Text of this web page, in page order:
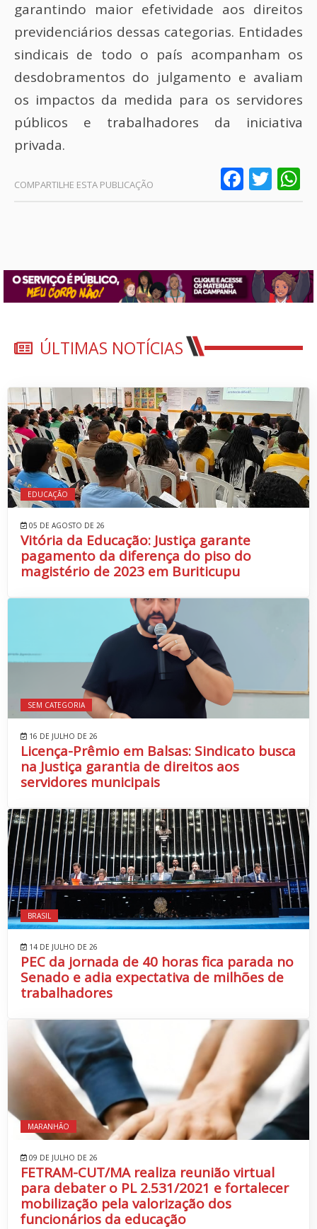
garantindo maior efetividade aos direitos
previdenciários dessas categorias. Entidades
sindicais de todo o país acompanham os
desdobramentos do julgamento e avaliam
os impactos da medida para os servidores
públicos e trabalhadores da iniciativa
privada.
ÚLTIMAS NOTÍCIAS
EDUCAÇÃO
05 DE AGOSTO DE 26
Vitória da Educação: Justiça garante
pagamento da diferença do piso do
magistério de 2023 em Buriticupu
SEM CATEGORIA
16 DE JULHO DE 26
Licença-Prêmio em Balsas: Sindicato busca
na Justiça garantia de direitos aos
servidores municipais
BRASIL
14 DE JULHO DE 26
PEC da jornada de 40 horas fica parada no
Senado e adia expectativa de milhões de
trabalhadores
MARANHÃO
09 DE JULHO DE 26
FETRAM-CUT/MA realiza reunião virtual
para debater o PL 2.531/2021 e fortalecer
mobilização pela valorização dos
funcionários da educação